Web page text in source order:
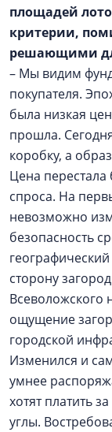
площадей
критерии,
решающими
– Мы видим
покупателя.
была низкая
прошла.
коробку, а
Цена
спроса. На
невозможно
безопасность
сторону
Всеволожского
ощущение
городской
Изменился и
умнее
хотят платить
углы.